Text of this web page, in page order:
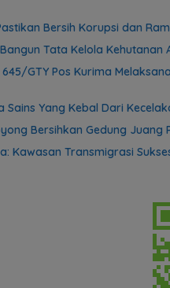
Bersih Korupsi dan
Tata Kelola Kehutanan
GTY Pos Kurima
Sains Yang Kebal Dari
Bersihkan Gedung Juang
Kawasan Transmigrasi